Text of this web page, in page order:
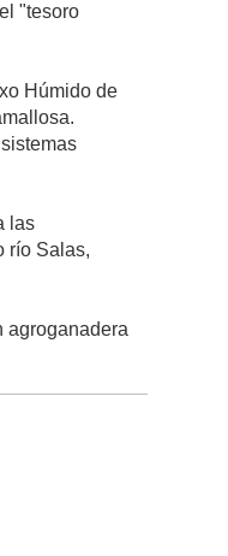
"tesoro
Húmido de
las
río Salas,
agroganadera